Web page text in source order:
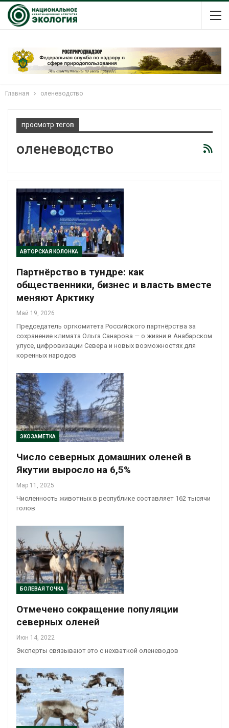
Главная оленеводство
просмотр тегов
оленеводство
АВТОРСКАЯ КОЛОНКА
Партнёрство в тундре: как
общественники, бизнес и власть вместе
меняют Арктику
Май 19, 2026
Председатель оргкомитета Российского партнёрства за
сохранение климата Ольга Санарова — о жизни в Анабарском
улусе, цифровизации Севера и новых возможностях для
коренных народов
ЭКОЗАМЕТКА
Число северных домашних оленей в
Якутии выросло на 6,5%
Мар 11, 2025
Численность животных в республике составляет 162 тысячи
голов
БОЛЕВАЯ ТОЧКА
Отмечено сокращение популяции
северных оленей
Июн 14, 2022
Эксперты связывают это с нехваткой оленеводов